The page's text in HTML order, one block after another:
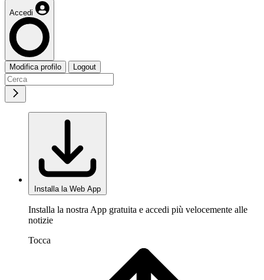
Accedi
Modifica profilo Logout
Installa la Web App
Installa la nostra App gratuita e accedi più velocemente alle
notizie
Tocca